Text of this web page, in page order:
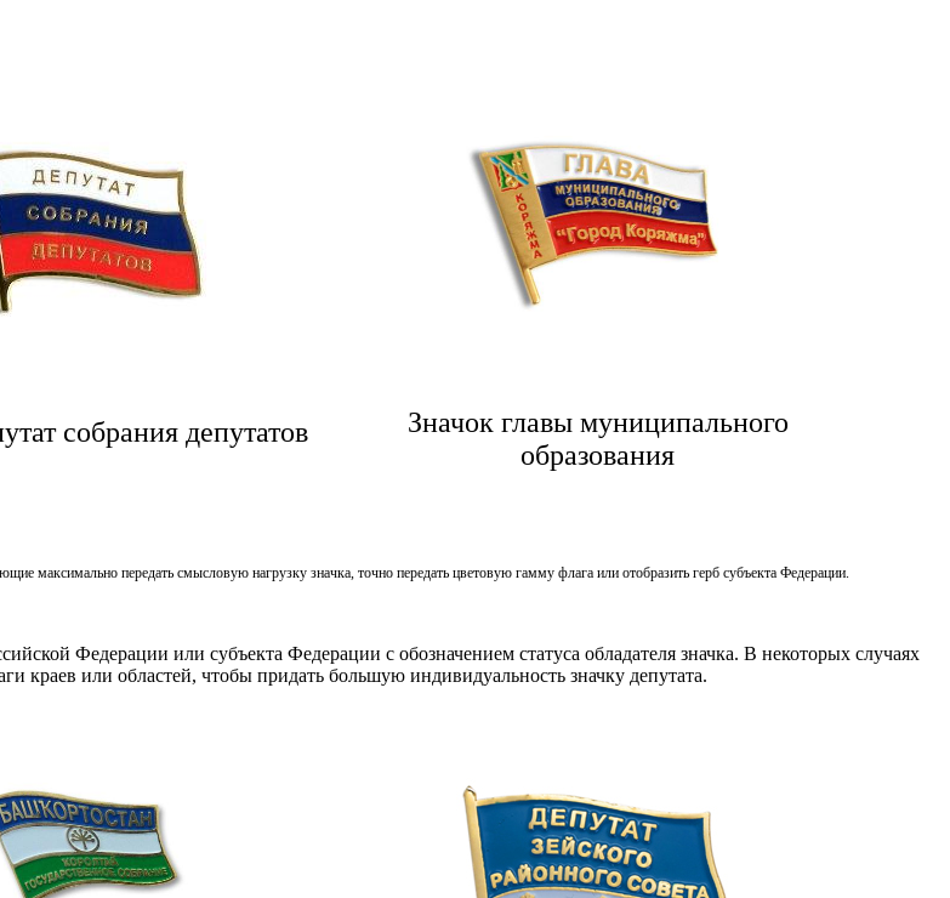
собрания депутатов
Значок главы муниципального
образования
максимально передать смысловую нагрузку значка, точно передать цветовую гамму флага или отобразить герб субъекта Федерации.
Федерации или субъекта Федерации с обозначением статуса обладателя значка. В некоторых случаях
краев или областей, чтобы придать большую индивидуальность значку депутата.